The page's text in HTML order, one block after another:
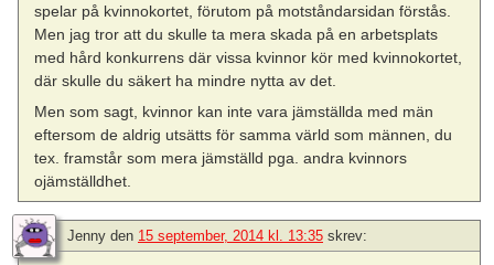
spelar på kvinnokortet, förutom på motståndarsidan förstås.
Men jag tror att du skulle ta mera skada på en arbetsplats
med hård konkurrens där vissa kvinnor kör med kvinnokortet,
där skulle du säkert ha mindre nytta av det.
Men som sagt, kvinnor kan inte vara jämställda med män
eftersom de aldrig utsätts för samma värld som männen, du
tex. framstår som mera jämställd pga. andra kvinnors
ojämställdhet.
Jenny den 15 september, 2014 kl. 13:35 skrev: